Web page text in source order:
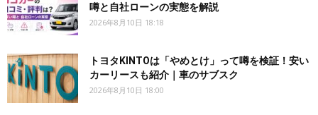
噂と自社ローンの実態を解説
2026年8月10日 18:18
トヨタKINTOは「やめとけ」って噂を検証！安い
カーリースも紹介｜車のサブスク
2026年8月10日 18:00